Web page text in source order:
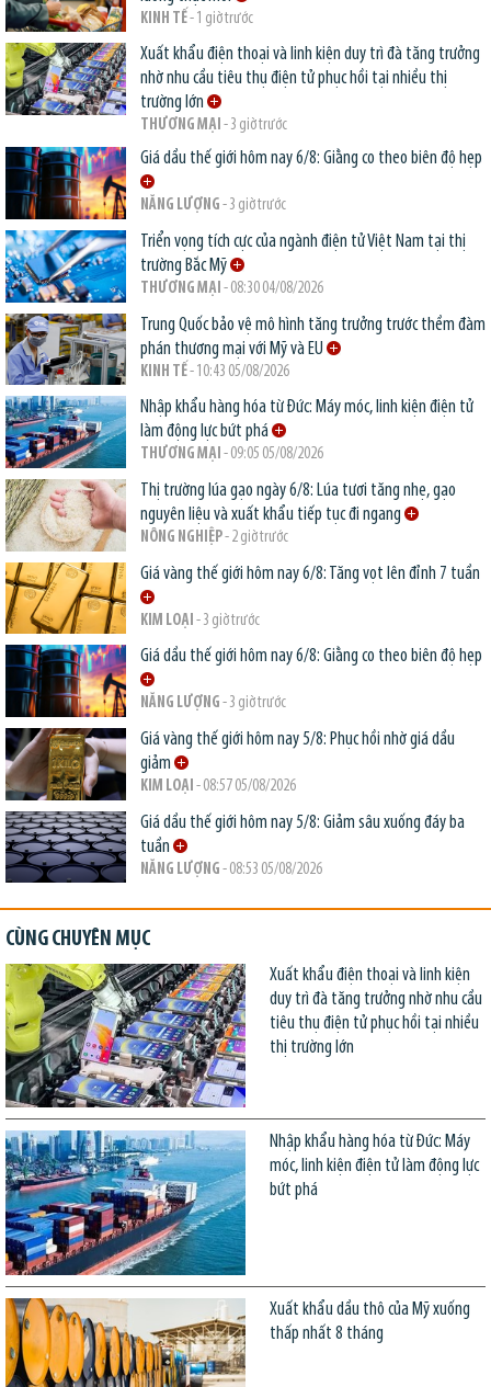
KINH TẾ- 1 giờ trước
Xuất khẩu điện thoại và linh kiện duy trì đà tăng trưởng
nhờ nhu cầu tiêu thụ điện tử phục hồi tại nhiều thị
trường lớn
THƯƠNG MẠI - 3 giờ trước
Giá dầu thế giới hôm nay 6/8: Giằng co theo biên độ hẹp
NĂNG LƯỢNG - 3 giờ trước
Triển vọng tích cực của ngành điện tử Việt Nam tại thị
trường Bắc Mỹ
THƯƠNG MẠI - 08:30 04/08/2026
Trung Quốc bảo vệ mô hình tăng trưởng trước thềm đàm
phán thương mại với Mỹ và EU
KINH TẾ- 10:43 05/08/2026
Nhập khẩu hàng hóa từ Đức: Máy móc, linh kiện điện tử
làm động lực bứt phá
THƯƠNG MẠI - 09:05 05/08/2026
Thị trường lúa gạo ngày 6/8: Lúa tươi tăng nhẹ, gạo
nguyên liệu và xuất khẩu tiếp tục đi ngang
NÔNG NGHIỆP- 2 giờ trước
Giá vàng thế giới hôm nay 6/8: Tăng vọt lên đỉnh 7 tuần
KIM LOẠI - 3 giờ trước
Giá dầu thế giới hôm nay 6/8: Giằng co theo biên độ hẹp
NĂNG LƯỢNG - 3 giờ trước
Giá vàng thế giới hôm nay 5/8: Phục hồi nhờ giá dầu
giảm
KIM LOẠI - 08:57 05/08/2026
Giá dầu thế giới hôm nay 5/8: Giảm sâu xuống đáy ba
tuần
NĂNG LƯỢNG - 08:53 05/08/2026
CÙNG CHUYÊN MỤC
Xuất khẩu điện thoại và linh kiện
duy trì đà tăng trưởng nhờ nhu cầu
tiêu thụ điện tử phục hồi tại nhiều
thị trường lớn
Nhập khẩu hàng hóa từ Đức: Máy
móc, linh kiện điện tử làm động lực
bứt phá
Xuất khẩu dầu thô của Mỹ xuống
thấp nhất 8 tháng